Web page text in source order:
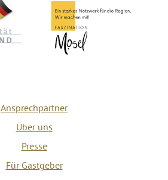
Ansprechpartner
Über uns
Presse
Für Gastgeber